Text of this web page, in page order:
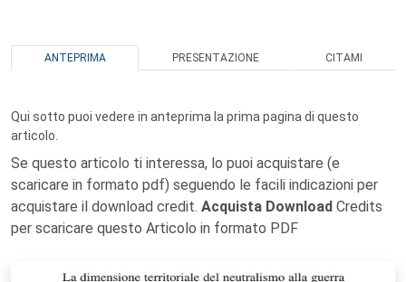
ANTEPRIMA PRESENTAZIONE CITAMI
Qui sotto puoi vedere in anteprima la prima pagina di questo
articolo.
Se questo articolo ti interessa, lo puoi acquistare (e
scaricare in formato pdf) seguendo le facili indicazioni per
acquistare il download credit. Acquista Download Credits
per scaricare questo Articolo in formato PDF